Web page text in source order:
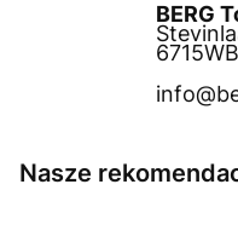
BERG
Nasze